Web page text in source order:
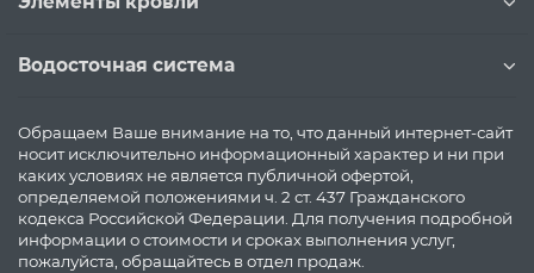
Водосточная система
Обращаем Ваше внимание на то, что данный интернет-сайт
носит исключительно информационный характер и ни при
каких условиях не является публичной офертой,
определяемой положениями ч. 2 ст. 437 Гражданского
кодекса Российской Федерации. Для получения подробной
информации о стоимости и сроках выполнения услуг,
пожалуйста, обращайтесь в отдел продаж.